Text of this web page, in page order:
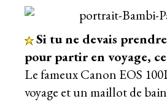
Si tu ne devais
pour partir en voyage,
Le fameux Canon EOS
voyage et un maillot de